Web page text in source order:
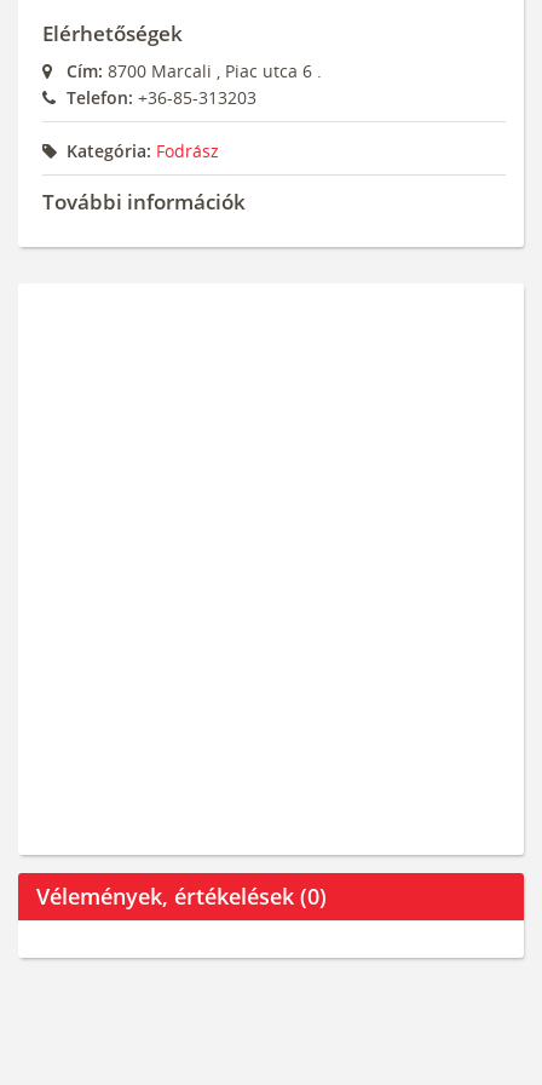
Elérhetőségek
Cím: 8700 Marcali , Piac utca 6 .
Telefon: +36-85-313203
Kategória: Fodrász
További információk
Vélemények, értékelések (0)